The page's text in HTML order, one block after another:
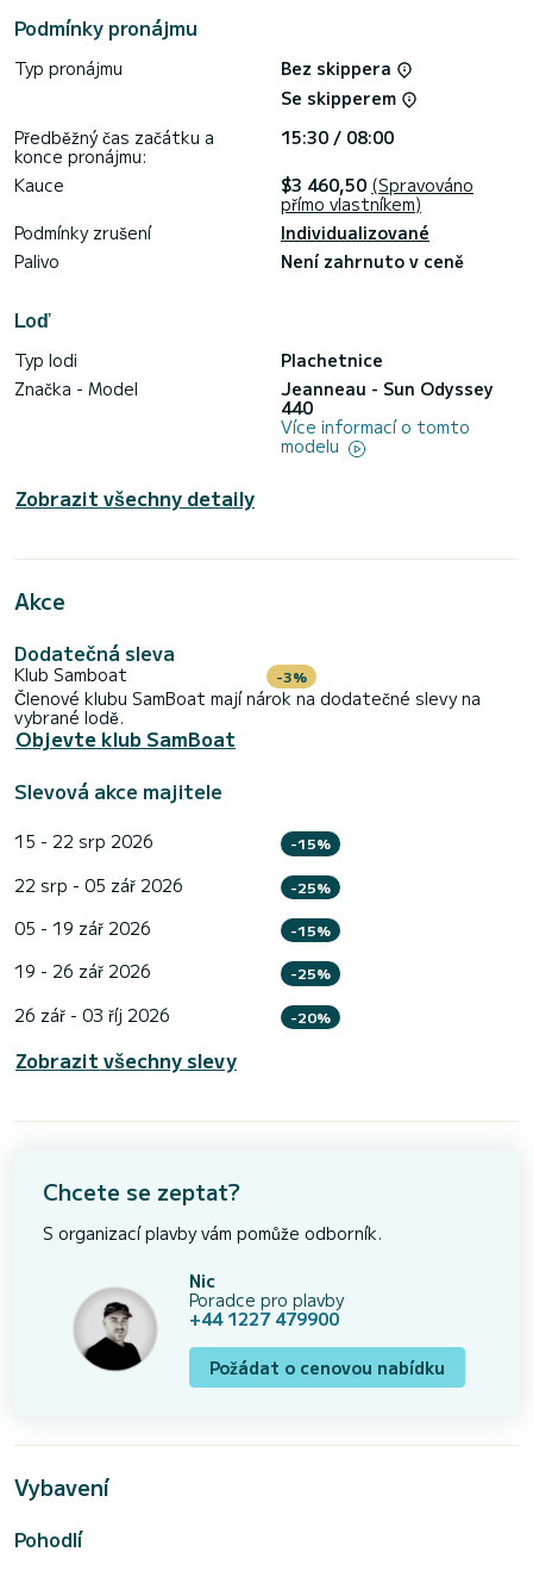
pronájmu, můžete poslat zprávu prostřednictvím platforma
Samboat. Konzultant SamBoat odpoví na vaši otázku a
Podmínky pronájmu
Typ pronájmu
Bez skippera
Se skipperem
Předběžný čas začátku a
konce pronájmu:
15:30 / 08:00
Kauce
$3 460,50 (Spravováno
přímo vlastníkem)
Podmínky zrušení
Individualizované
Palivo
Není zahrnuto v ceně
Loď
Typ lodi
Plachetnice
Značka - Model
Jeanneau - Sun Odyssey
440
Více informací o tomto
modelu
Zobrazit všechny detaily
Akce
Dodatečná sleva
Klub Samboat -3%
Členové klubu SamBoat mají nárok na dodatečné slevy na
vybrané lodě.
Objevte klub SamBoat
Slevová akce majitele
15 - 22 srp 2026 -15%
22 srp - 05 zář 2026 -25%
05 - 19 zář 2026 -15%
19 - 26 zář 2026 -25%
26 zář - 03 říj 2026 -20%
Zobrazit všechny slevy
Chcete se zeptat?
S organizací plavby vám pomůže odborník.
Nic
Poradce pro plavby
+44 1227 479900
Požádat o cenovou nabídku
Vybavení
Pohodlí